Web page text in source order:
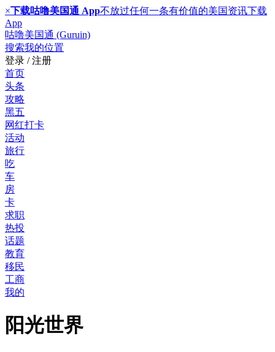
×下载咕噜美国通 App不放过任何一条有价值的美国资讯下载
App
咕噜美国通 (Guruin)
搜索我的位置
登录 / 注册
首页
头条
攻略
黑五
网红打卡
活动
旅行
吃
车
房
卡
求职
热投
话题
教育
移民
工商
我的
阳光世界